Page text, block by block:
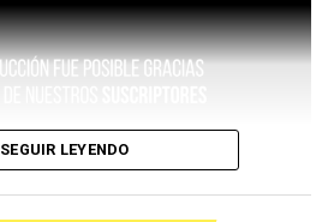
SEGUIR LEYENDO